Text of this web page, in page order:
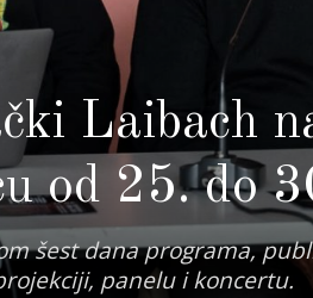
Laibach
od 25. do
šest dana programa,
panelu i koncertu.